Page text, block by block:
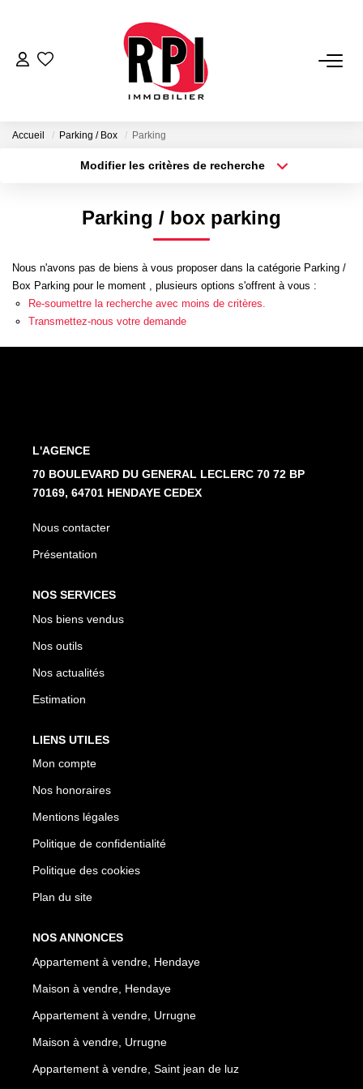
VENTES
LOCATIONS
NOS SERVICES
Estimation
Biens Vendus
Gestion
Expertise Immobilière
L'agence
Notre Équipe
Accueil Parking / Box Parking
Modifier les critères de recherche
Type de bien
Surface min
Budget max Plus de critères
Parking / box parking
Nous n'avons pas de biens à vous proposer dans la catégorie Parking /
Box Parking pour le moment , plusieurs options s'offrent à vous :
Re-soumettre la recherche avec moins de critères.
Transmettez-nous votre demande
L'AGENCE
70 BOULEVARD DU GENERAL LECLERC 70 72 BP
70169, 64701 HENDAYE CEDEX
Nous contacter
Présentation
NOS SERVICES
Nos biens vendus
Nos outils
Nos actualités
Estimation
LIENS UTILES
Mon compte
Nos honoraires
Mentions légales
Politique de confidentialité
Politique des cookies
Plan du site
NOS ANNONCES
Appartement à vendre, Hendaye
Maison à vendre, Hendaye
Appartement à vendre, Urrugne
Maison à vendre, Urrugne
Appartement à vendre, Saint jean de luz